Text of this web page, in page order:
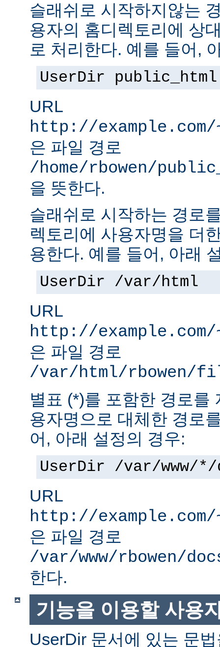
슬래쉬로 시작하지않는
용자의 홈디렉토리에 상
로 처리한다. 예를 들어,
UserDir public_html
URL
http://
은 파일 경로
/home/rbowen/
을 뜻한다.
슬래쉬로 시작하는 경로
렉토리에 사용자명을 더
용한다. 예를 들어, 아래
UserDir /var/html
URL
http://
은 파일 경로
/var/html/rbowen/
별표 (*)를 포함한 경로를
용자명으로 대체한 경로
어, 아래 설정의 경우:
UserDir /var/www/*/
URL
http://
은 파일 경로
/var/www/rbowen/
한다.
기능을 이용할 사용
UserDir 문서에 있는 문